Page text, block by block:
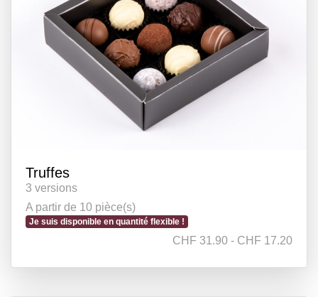
Truffes
3 versions
A partir de 10 pièce(s)
Je suis disponible en quantité flexible !
CHF 31.90 - CHF 17.20